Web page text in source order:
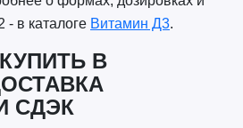
- в каталоге Витамин Д3.
В
СДЭК